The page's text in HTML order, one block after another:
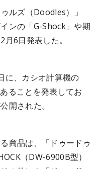
ルズ（Doodles）」
ンの「G-Shock」や期
6日発表した。
に、カシオ計算機の
ることを発表してお
開された。
商品は、「ドゥードゥ
（DW-6900B型）